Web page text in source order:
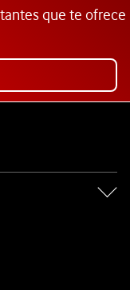
que te ofrece